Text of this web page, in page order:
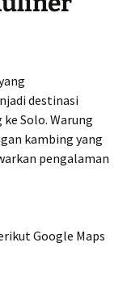
destinasi
Solo. Warung
kambing yang
pengalaman
Google Maps